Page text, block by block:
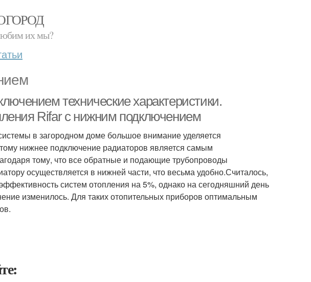
их мы?
технические характеристики.
Rifar с нижним подключением
в загородном доме большое внимание уделяется
нижнее подключение радиаторов является самым
тому, что все обратные и подающие трубопроводы
осуществляется в нижней части, что весьма удобно.Считалось,
систем отопления на 5%, однако на сегодняшний день
изменилось. Для таких отопительных приборов оптимальным